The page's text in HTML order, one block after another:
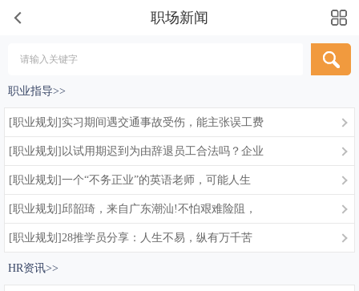
职场新闻
职业指导>>
[职业规划]实习期间遇交通事故受伤，能主张误工费
[职业规划]以试用期迟到为由辞退员工合法吗？企业
[职业规划]一个“不务正业”的英语老师，可能人生
[职业规划]邱韶琦，来自广东潮汕!不怕艰难险阻，
[职业规划]28推学员分享：人生不易，纵有万千苦
HR资讯>>